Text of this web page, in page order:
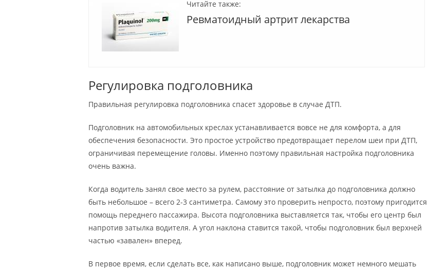
Читайте также:
Ревматоидный артрит лекарства
Регулировка подголовника
Правильная регулировка подголовника спасет здоровье в случае ДТП.
Подголовник на автомобильных креслах устанавливается вовсе не для комфорта, а для
обеспечения безопасности. Это простое устройство предотвращает перелом шеи при ДТП,
ограничивая перемещение головы. Именно поэтому правильная настройка подголовника
очень важна.
Когда водитель занял свое место за рулем, расстояние от затылка до подголовника должно
быть небольшое – всего 2-3 сантиметра. Самому это проверить непросто, поэтому пригодится
помощь переднего пассажира. Высота подголовника выставляется так, чтобы его центр был
напротив затылка водителя. А угол наклона ставится такой, чтобы подголовник был верхней
частью «завален» вперед.
В первое время, если сделать все, как написано выше, подголовник может немного мешать